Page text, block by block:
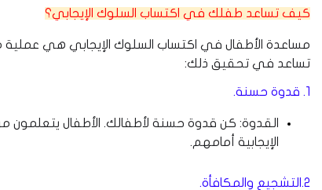
كيف تساعد طفلك في اكتساب السلوك الإيجابي؟
مساعدة الأطفال في اكتساب السلوك الإيجابي هي عملية
تساعد في تحقيق ذلك:
1. قدوة حسنة.
القدوة: كن قدوة حسنة لأطفالك. الأطفال يتعلمون
الإيجابية أمامهم.
2.التشجيع والمكافأة.